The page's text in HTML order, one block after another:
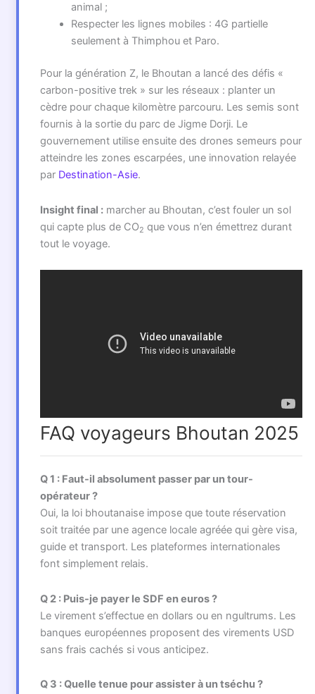
animal ;
Respecter les lignes mobiles : 4G partielle
seulement à Thimphou et Paro.
Pour la génération Z, le Bhoutan a lancé des défis «
carbon-positive trek » sur les réseaux : planter un
cèdre pour chaque kilomètre parcouru. Les semis sont
fournis à la sortie du parc de Jigme Dorji. Le
gouvernement utilise ensuite des drones semeurs pour
atteindre les zones escarpées, une innovation relayée
par Destination-Asie.
Insight final :marcher au Bhoutan, c’est fouler un sol
qui capte plus de CO2 que vous n’en émettrez durant
tout le voyage.
FAQ voyageurs Bhoutan 2025
Q 1 : Faut-il absolument passer par un tour-
opérateur ?
Oui, la loi bhoutanaise impose que toute réservation
soit traitée par une agence locale agréée qui gère visa,
guide et transport. Les plateformes internationales
font simplement relais.
Q 2 : Puis-je payer le SDF en euros ?
Le virement s’effectue en dollars ou en ngultrums. Les
banques européennes proposent des virements USD
sans frais cachés si vous anticipez.
Q 3 : Quelle tenue pour assister à un tséchu ?